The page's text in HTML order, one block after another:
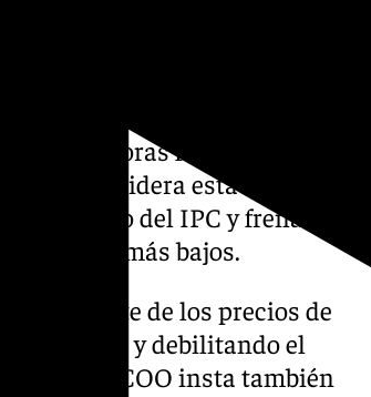
trabajadoras frente al
considera esta medida
impacto del IPC y frenar la
salarios más bajos.
constante de los precios de
economía y debilitando el
Por ello, CCOO insta también